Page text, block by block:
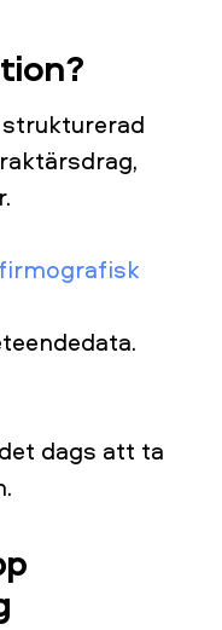
firmografisk
dags att ta